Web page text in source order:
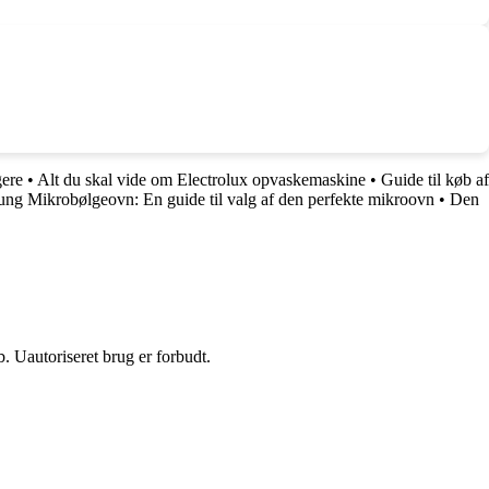
• Alt du skal vide om Electrolux opvaskemaskine • Guide til køb af
Mikrobølgeovn: En guide til valg af den perfekte mikroovn • Den
Uautoriseret brug er forbudt.